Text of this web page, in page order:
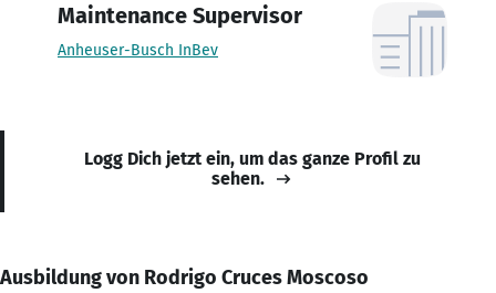
Maintenance Supervisor
Anheuser-Busch InBev
Logg Dich jetzt ein, um das ganze Profil zu
sehen.
Ausbildung von Rodrigo Cruces Moscoso